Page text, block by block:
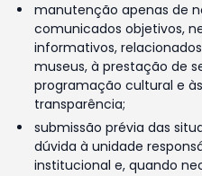
manutenção apenas de
comunicados objetivos,
informativos,
museus, à prestação de
programação cultural e
transparência;
submissão prévia das
dúvida à unidade
institucional e, quando